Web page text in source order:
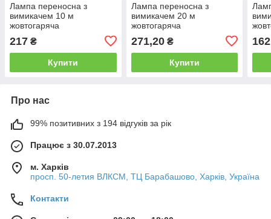
Лампа переносна з
вимикачем 10 м
жовтогаряча
217 ₴
Купити
Лампа переносна з
вимикачем 20 м
жовтогаряча
271,20₴
Купити
Про нас
99% позитивних з 194 відгуків за рік
Працює з 30.07.2013
м. Харків
просп. 50-летия ВЛКСМ, ТЦ Барабашово, Харків, Україна
Контакти